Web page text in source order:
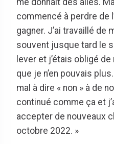
me donnait des ailes.
commencé à perdre de
gagner. J’ai travaillé de
souvent jusque tard le
lever et j’étais obligé
que je n’en pouvais
mal à dire « non » à de
continué comme ça et
accepter de nouveaux
octobre 2022. »